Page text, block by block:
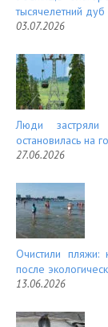
тысячелетний
03.07.2026
Люди застряли
остановилась на
27.06.2026
Очистили пляжи:
после
13.06.2026